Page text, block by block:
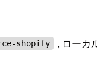
shopify , ローカ